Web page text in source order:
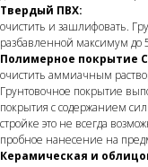
Твердый ПВХ:
очистить и зашлифовать.
разбавленной максимум до
Полимерное покрытие
очистить аммиачным
Грунтовочное покрытие
покрытия с содержанием
стройке это не всегда
пробное нанесение на
Керамическая и